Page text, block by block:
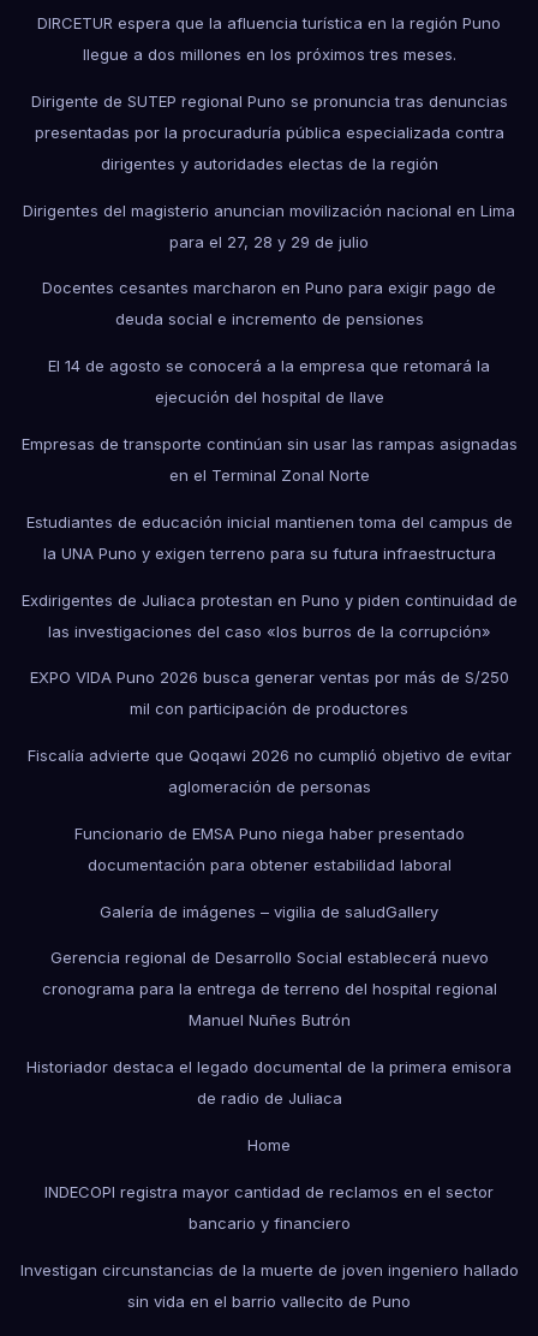
DIRCETUR espera que la afluencia turística en la región Puno
llegue a dos millones en los próximos tres meses.
Dirigente de SUTEP regional Puno se pronuncia tras denuncias
presentadas por la procuraduría pública especializada contra
dirigentes y autoridades electas de la región
Dirigentes del magisterio anuncian movilización nacional en Lima
para el 27, 28 y 29 de julio
Docentes cesantes marcharon en Puno para exigir pago de
deuda social e incremento de pensiones
El 14 de agosto se conocerá a la empresa que retomará la
ejecución del hospital de Ilave
Empresas de transporte continúan sin usar las rampas asignadas
en el Terminal Zonal Norte
Estudiantes de educación inicial mantienen toma del campus de
la UNA Puno y exigen terreno para su futura infraestructura
Exdirigentes de Juliaca protestan en Puno y piden continuidad de
las investigaciones del caso «los burros de la corrupción»
EXPO VIDA Puno 2026 busca generar ventas por más de S/250
mil con participación de productores
Fiscalía advierte que Qoqawi 2026 no cumplió objetivo de evitar
aglomeración de personas
Funcionario de EMSA Puno niega haber presentado
documentación para obtener estabilidad laboral
Galería de imágenes – vigilia de saludGallery
Gerencia regional de Desarrollo Social establecerá nuevo
cronograma para la entrega de terreno del hospital regional
Manuel Nuñes Butrón
Historiador destaca el legado documental de la primera emisora
de radio de Juliaca
Home
INDECOPI registra mayor cantidad de reclamos en el sector
bancario y financiero
Investigan circunstancias de la muerte de joven ingeniero hallado
sin vida en el barrio vallecito de Puno